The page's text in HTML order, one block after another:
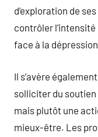
d’exploration de
contrôler
face à la
Il s’avère
solliciter du soutien
mais plutôt une
mieux-être. Les